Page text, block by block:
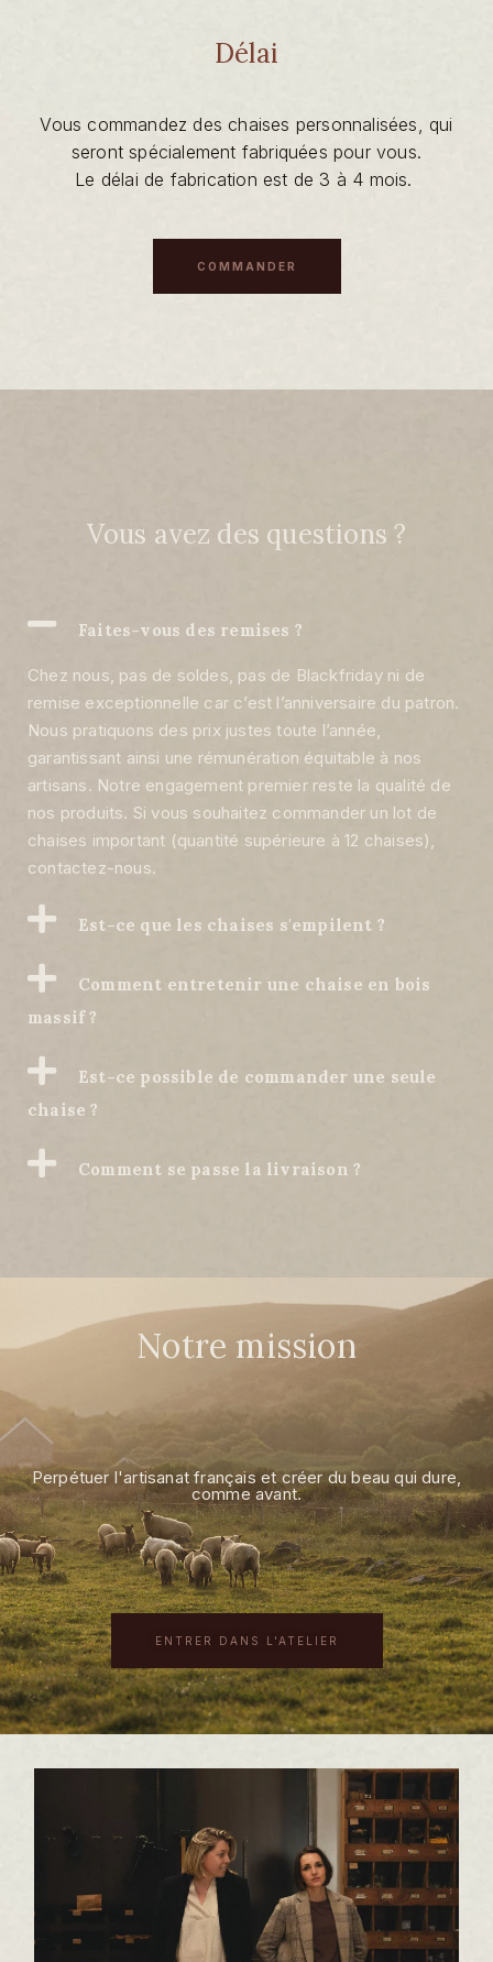
Délai
Vous commandez des chaises personnalisées, qui
seront spécialement fabriquées pour vous.
Le délai de fabrication est de 3 à 4 mois.
COMMANDER
Vous avez des questions ?
Faites-vous des remises ?
Chez nous, pas de soldes, pas de Blackfriday ni de
remise exceptionnelle car c’est l’anniversaire du patron.
Nous pratiquons des prix justes toute l’année,
garantissant ainsi une rémunération équitable à nos
artisans. Notre engagement premier reste la qualité de
nos produits. Si vous souhaitez commander un lot de
chaises important (quantité supérieure à 12 chaises),
contactez-nous.
Est-ce que les chaises s'empilent ?
Comment entretenir une chaise en bois
massif ?
Est-ce possible de commander une seule
chaise ?
Comment se passe la livraison ?
Notre mission
Perpétuer l'artisanat français et créer du beau qui dure,
comme avant.
ENTRER DANS L'ATELIER